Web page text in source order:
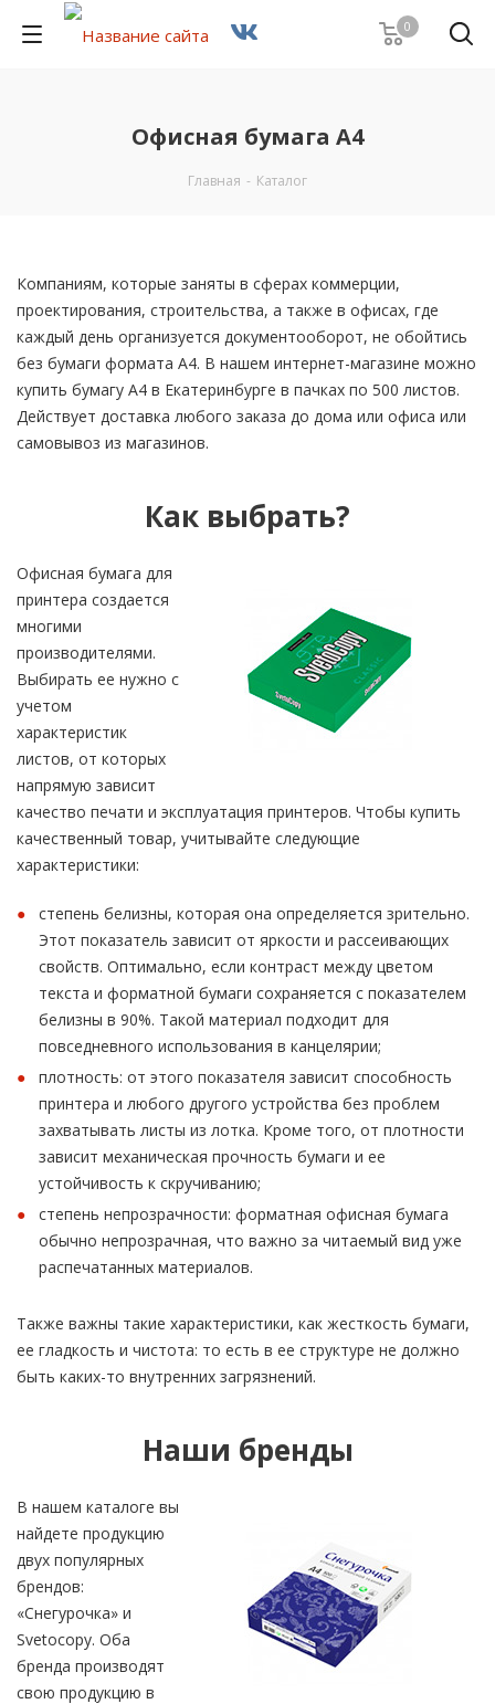
0
Офисная бумага А4
Главная - Каталог
Компаниям, которые заняты в сферах коммерции,
проектирования, строительства, а также в офисах, где
каждый день организуется документооборот, не обойтись
без бумаги формата А4. В нашем интернет-магазине можно
купить бумагу А4 в Екатеринбурге в пачках по 500 листов.
Действует доставка любого заказа до дома или офиса или
самовывоз из магазинов.
Как выбрать?
Офисная бумага для
принтера создается
многими
производителями.
Выбирать ее нужно с
учетом
характеристик
листов, от которых
напрямую зависит
качество печати и эксплуатация принтеров. Чтобы купить
качественный товар, учитывайте следующие
характеристики:
степень белизны, которая она определяется зрительно.
Этот показатель зависит от яркости и рассеивающих
свойств. Оптимально, если контраст между цветом
текста и форматной бумаги сохраняется с показателем
белизны в 90%. Такой материал подходит для
повседневного использования в канцелярии;
плотность: от этого показателя зависит способность
принтера и любого другого устройства без проблем
захватывать листы из лотка. Кроме того, от плотности
зависит механическая прочность бумаги и ее
устойчивость к скручиванию;
степень непрозрачности: форматная офисная бумага
обычно непрозрачная, что важно за читаемый вид уже
распечатанных материалов.
Также важны такие характеристики, как жесткость бумаги,
ее гладкость и чистота: то есть в ее структуре не должно
быть каких-то внутренних загрязнений.
Наши бренды
В нашем каталоге вы
найдете продукцию
двух популярных
брендов:
«Снегурочка» и
Svetocopy. Оба
бренда производят
свою продукцию в